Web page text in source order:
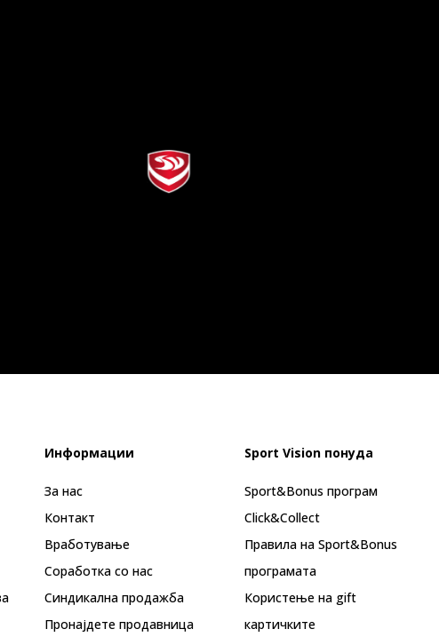
Информации
За нас
Контакт
Вработување
Соработка со нас
Синдикална продажба
Пронајдете продавница
Sport Vision понуда
Sport&Bonus програм
Click&Collect
Правила на Sport&Bonus
програмата
Користење на gift
картичките